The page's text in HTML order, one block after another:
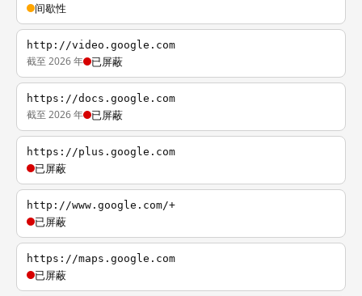
间歇性
http://video.google.com
截至 2026 年 已屏蔽
https://docs.google.com
截至 2026 年 已屏蔽
https://plus.google.com
已屏蔽
http://www.google.com/+
已屏蔽
https://maps.google.com
已屏蔽